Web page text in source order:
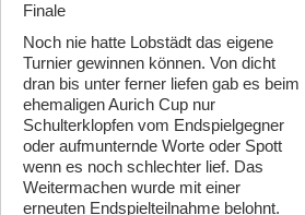
Finale
Noch nie hatte Lobstädt das eigene
Turnier gewinnen können. Von dicht
dran bis unter ferner liefen gab es beim
ehemaligen Aurich Cup nur
Schulterklopfen vom Endspielgegner
oder aufmunternde Worte oder Spott
wenn es noch schlechter lief. Das
Weitermachen wurde mit einer
erneuten Endspielteilnahme belohnt.